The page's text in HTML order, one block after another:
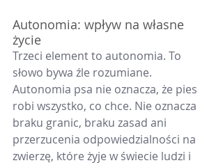
Autonomia: wpływ na własne
życie
Trzeci element to autonomia. To
słowo bywa źle rozumiane.
Autonomia psa nie oznacza, że pies
robi wszystko, co chce. Nie oznacza
braku granic, braku zasad ani
przerzucenia odpowiedzialności na
zwierzę, które żyje w świecie ludzi i